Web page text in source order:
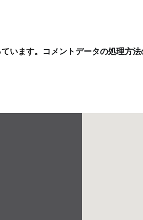
います。 コメントデータの処理方